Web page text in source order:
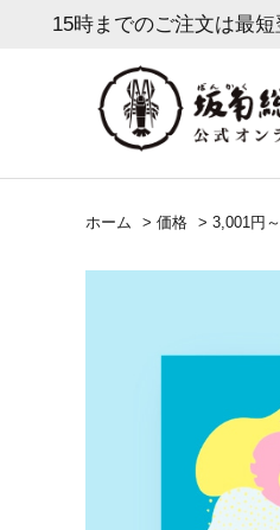
15時までのご注文は最
ホーム > 価格 > 3,001円～